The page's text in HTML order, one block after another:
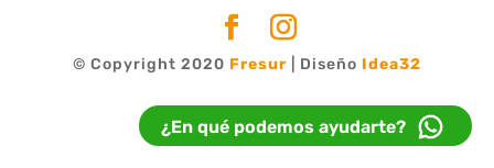
© Copyright 2020 Fresur| Diseño Idea32
¿En qué podemos ayudarte?